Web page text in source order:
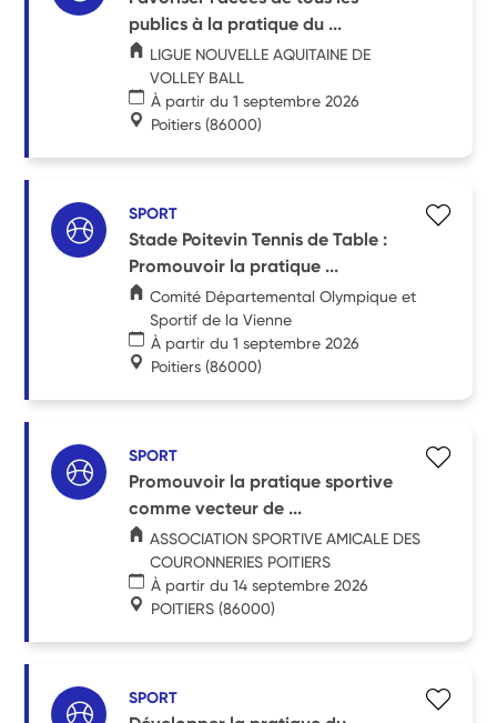
publics à la pratique du ...
LIGUE NOUVELLE AQUITAINE DE
VOLLEY BALL
À partir du 1 septembre 2026
Poitiers (86000)
SPORT
Stade Poitevin Tennis de Table :
Promouvoir la pratique ...
Comité Départemental Olympique et
Sportif de la Vienne
À partir du 1 septembre 2026
Poitiers (86000)
SPORT
Promouvoir la pratique sportive
comme vecteur de ...
ASSOCIATION SPORTIVE AMICALE DES
COURONNERIES POITIERS
À partir du 14 septembre 2026
POITIERS (86000)
SPORT